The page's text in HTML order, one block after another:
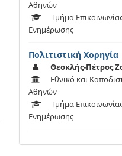
Αθηνών
Τμήμα
Ενημέρωσης
Πολιτιστική Χορηγία
Θεοκλής-Πέτρος
Εθνικό και
Αθηνών
Τμήμα
Ενημέρωσης